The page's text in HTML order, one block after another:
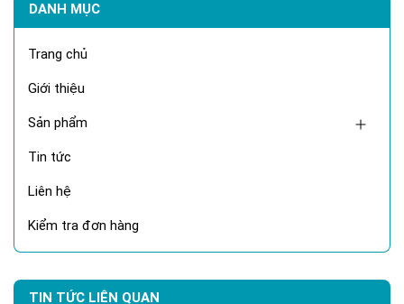
DANH MỤC
Trang chủ
Giới thiệu
Sản phẩm
Tin tức
Liên hệ
Kiểm tra đơn hàng
TIN TỨC LIÊN QUAN